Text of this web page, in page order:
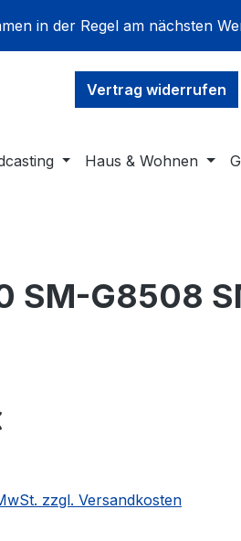
in der Regel am nächsten
Vertrag widerrufen
Haus & Wohnen
SM-G8508
zzgl. Versandkosten